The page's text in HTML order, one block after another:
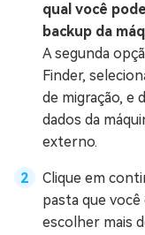
qual você
backup da
A segunda
Finder,
de migração, e
dados da
externo.
Clique em
pasta que
escolher mais